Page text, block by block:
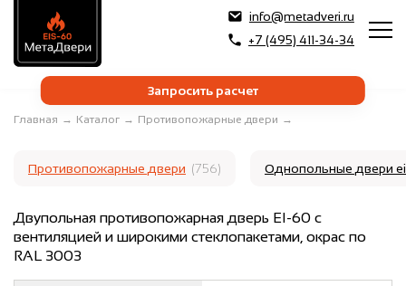
info@metadveri.ru
+7 (495) 411-34-34
Запросить расчет
Главная → Каталог → Противопожарные двери →
Противопожарные двери (756) Однопольные двери
Двупольная противопожарная дверь EI-60 с
вентиляцией и широкими стеклопакетами, окрас по
RAL 3003